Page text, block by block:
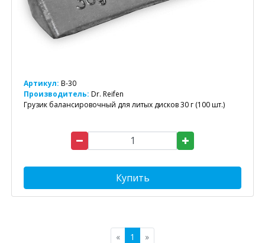
Артикул: B-30
Производитель: Dr. Reifen
Грузик балансировочный для литых дисков 30 г (100 шт.)
Купить
« 1 »